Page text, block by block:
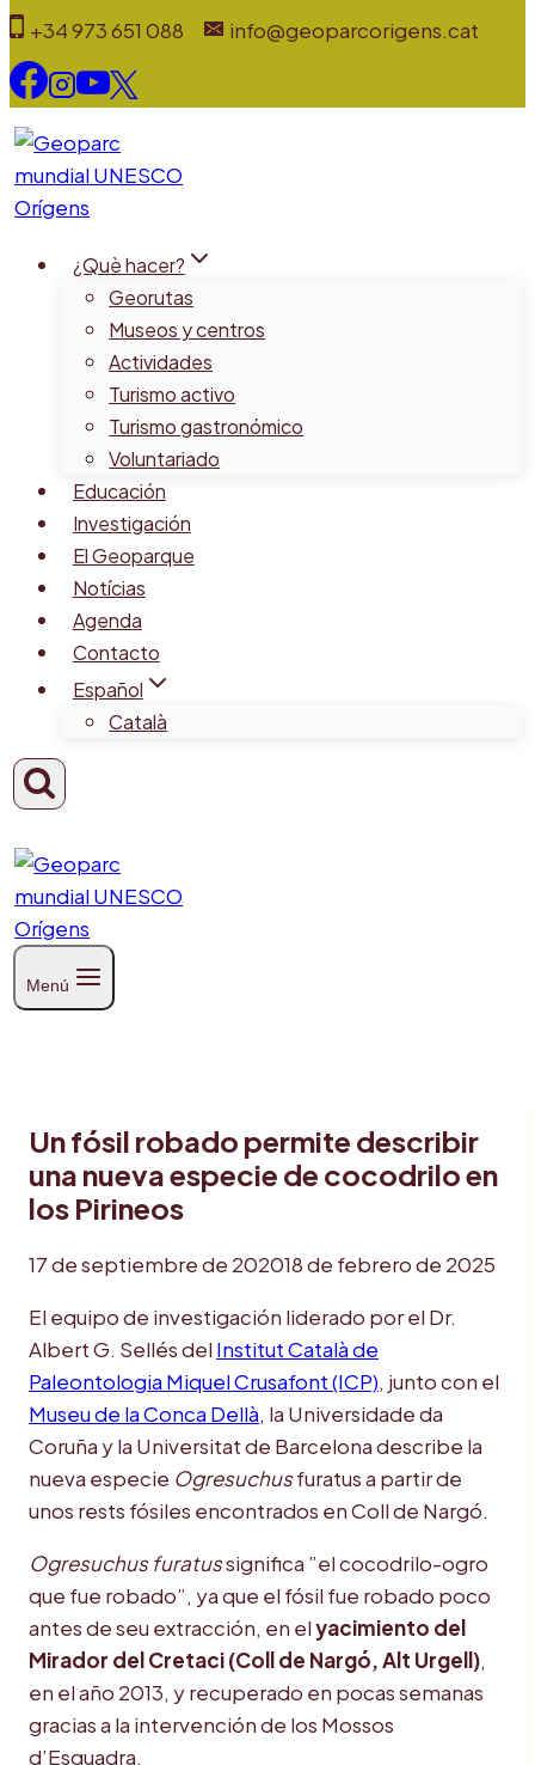
al
contenido
+34 973 651 088 info@geoparcorigens.cat
¿Què hacer?
Georutas
Museos y centros
Actividades
Turismo activo
Turismo gastronómico
Voluntariado
Educación
Investigación
El Geoparque
Notícias
Agenda
Contacto
Español
Català
Menú
Un fósil robado permite describir
una nueva especie de cocodrilo en
los Pirineos
17 de septiembre de 202018 de febrero de 2025
El equipo de investigación liderado por el Dr.
Albert G. Sellés del Institut Català de
Paleontologia Miquel Crusafont (ICP), junto con el
Museu de la Conca Dellà, la Universidade da
Coruña y la Universitat de Barcelona describe la
nueva especie Ogresuchusfuratus a partir de
unos rests fósiles encontrados en Coll de Nargó.
Ogresuchus furatussignifica ”el cocodrilo-ogro
que fue robado”, ya que el fósil fue robado poco
antes de seu extracción, en elyacimiento del
Mirador del Cretaci (Coll de Nargó, Alt Urgell),
en el año 2013, y recuperado en pocas semanas
gracias a la intervención de los Mossos
d’Esquadra.